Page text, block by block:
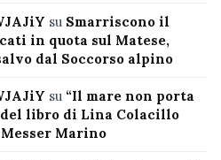
su Smarriscono il
in quota sul Matese,
dal Soccorso alpino
su “Il mare non porta
libro di Lina Colacillo
Marino